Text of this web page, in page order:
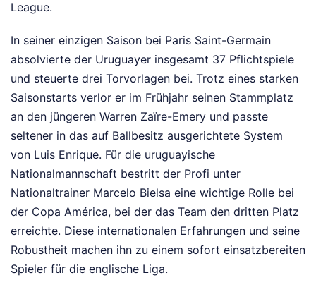
League.
In seiner einzigen Saison bei Paris Saint-Germain
absolvierte der Uruguayer insgesamt 37 Pflichtspiele
und steuerte drei Torvorlagen bei. Trotz eines starken
Saisonstarts verlor er im Frühjahr seinen Stammplatz
an den jüngeren Warren Zaïre-Emery und passte
seltener in das auf Ballbesitz ausgerichtete System
von Luis Enrique. Für die uruguayische
Nationalmannschaft bestritt der Profi unter
Nationaltrainer Marcelo Bielsa eine wichtige Rolle bei
der Copa América, bei der das Team den dritten Platz
erreichte. Diese internationalen Erfahrungen und seine
Robustheit machen ihn zu einem sofort einsatzbereiten
Spieler für die englische Liga.